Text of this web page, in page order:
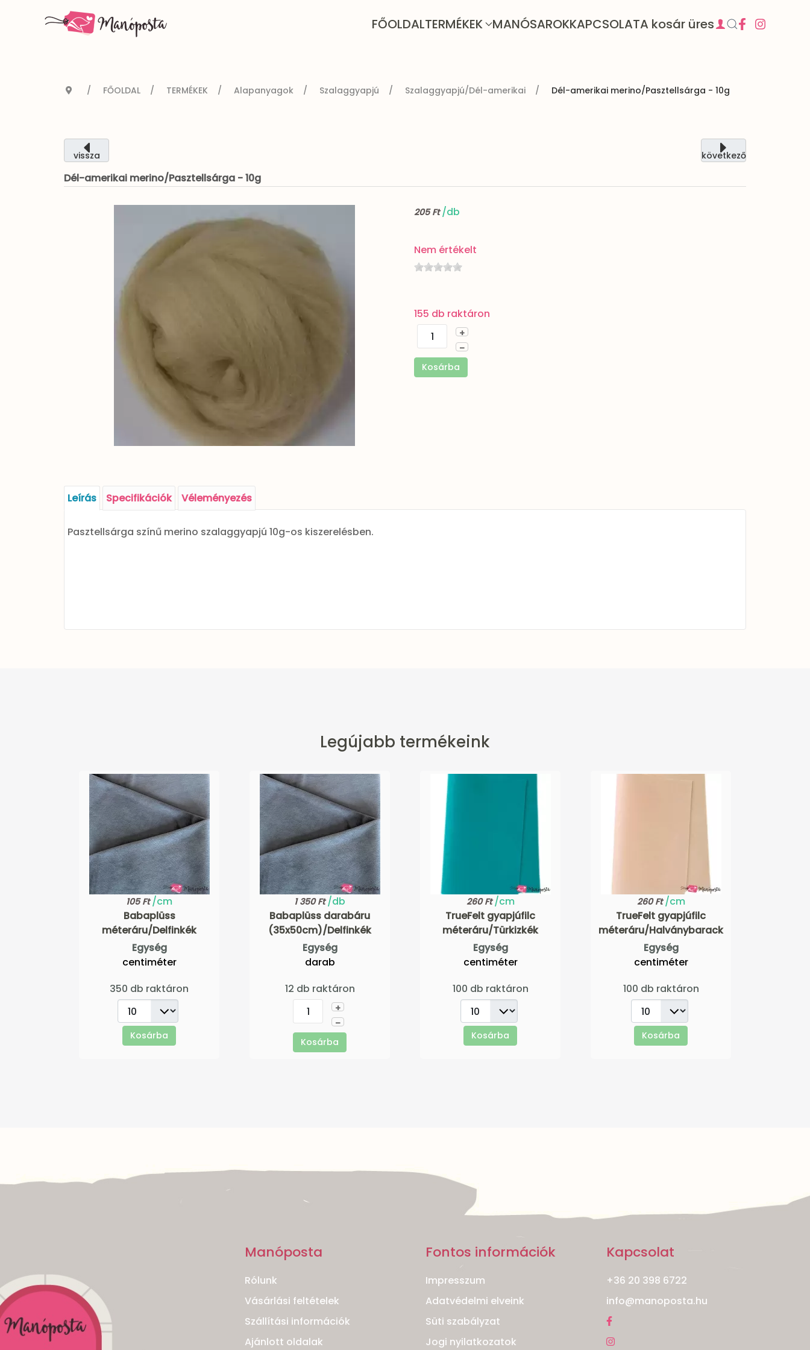
FŐOLDALTERMÉKEK MANÓSAROKKAPCSOLATA kosár üres
FŐOLDAL TERMÉKEK Alapanyagok Szalaggyapjú Szalaggyapjú/Dél-amerikai Dél-amerikai merino/Pasztellsárga - 10g
vissza következő
Dél-amerikai merino/Pasztellsárga - 10g
205 Ft/db
Nem értékelt
155 db raktáron
+
–
Kosárba
Leírás Specifikációk Véleményezés
Pasztellsárga színű merino szalaggyapjú 10g-os kiszerelésben.
Legújabb termékeink
105 Ft/cm
Babaplüss
méteráru/Delfinkék
Egység
centiméter
350 db raktáron
Kosárba
1 350 Ft/db
Babaplüss darabáru
(35x50cm)/Delfinkék
Egység
darab
12 db raktáron
+
–
Kosárba
260 Ft/cm
TrueFelt gyapjúfilc
méteráru/Türkizkék
Egység
centiméter
100 db raktáron
Kosárba
260 Ft/cm
TrueFelt gyapjúfilc
méteráru/Halványbarack
Egység
centiméter
100 db raktáron
Kosárba
Manóposta
Rólunk
Vásárlási feltételek
Szállítási információk
Ajánlott oldalak
Fontos információk
Impresszum
Adatvédelmi elveink
Süti szabályzat
Jogi nyilatkozatok
Kapcsolat
+36 20 398 6722
info@manoposta.hu